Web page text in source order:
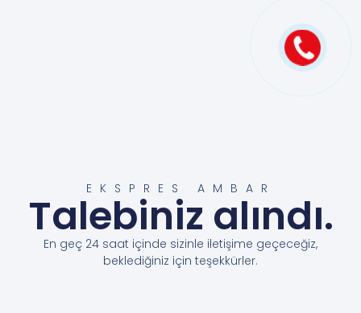
EKSPRES AMBAR
Talebiniz alındı.
En geç 24 saat içinde sizinle iletişime geçeceğiz,
beklediğiniz için teşekkürler.